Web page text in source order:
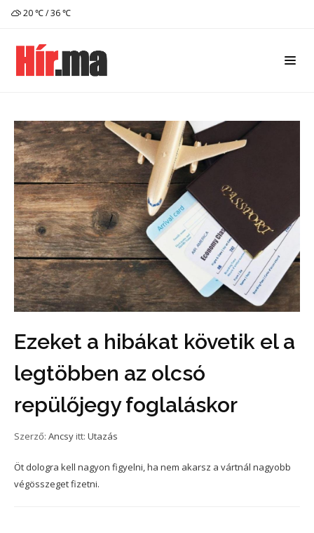
20 ℃ / 36 ℃
Ezeket a hibákat követik el a
legtöbben az olcsó
repülőjegy foglaláskor
Szerző: Ancsy itt: Utazás
Öt dologra kell nagyon figyelni, ha nem akarsz a vártnál nagyobb
végösszeget fizetni.